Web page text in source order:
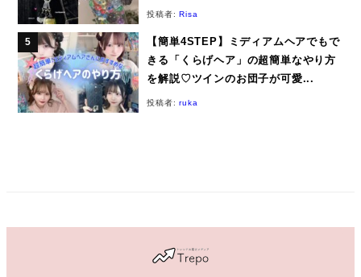
投稿者:Risa
【簡単4STEP】ミディアムヘアでもで
きる「くらげヘア」の超簡単なやり方
を解説♡ツインのお団子が可愛...
投稿者:ruka